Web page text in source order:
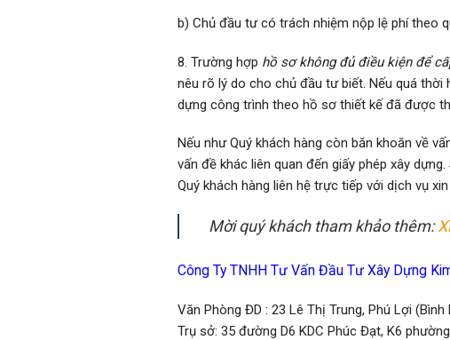
b) Chủ đầu tư có trách nhiệm nộp lệ phí theo
8. Trường hợp hồ sơ không đủ điều kiện để
nêu rõ lý do cho chủ đầu tư biết. Nếu quá
dựng công trình theo hồ sơ thiết kế đã được
Nếu như Quý khách hàng còn băn khoăn về
vấn đề khác liên quan đến giấy phép xây
Quý khách hàng liên hệ trực tiếp với dịch vụ
Mời quý khách tham khảo thêm:
Công Ty TNHH Tư Vấn Đầu Tư Xây Dựng
Văn Phòng ĐD : 23 Lê Thị Trung, Phú Lợi (Bình
Trụ sở: 35 đường D6 KDC Phúc Đạt, K6